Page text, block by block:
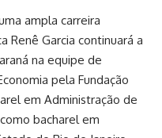
ampla carreira
Renê Garcia continuará a
na equipe de
pela Fundação
em Administração de
bacharel em